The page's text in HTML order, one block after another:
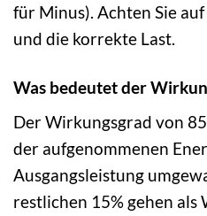
für Minus). Achten Sie
und die korrekte Last.
Was bedeutet der
Der Wirkungsgrad von
der aufgenommenen
Ausgangsleistung
restlichen 15% gehen als